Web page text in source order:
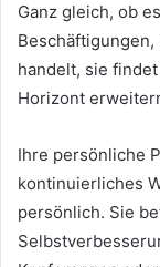
Ganz gleich, ob
handelt, sie
Horizont
Ihre persönliche
kontinuierliches
persönlich. Sie